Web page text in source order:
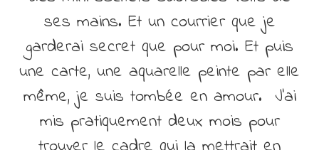
ses mains. Et un courrier que je
garderai secret que pour moi. Et puis
une carte, une aquarelle peinte par elle
même, je suis tombée en amour. J’ai
mis pratiquement deux mois pour